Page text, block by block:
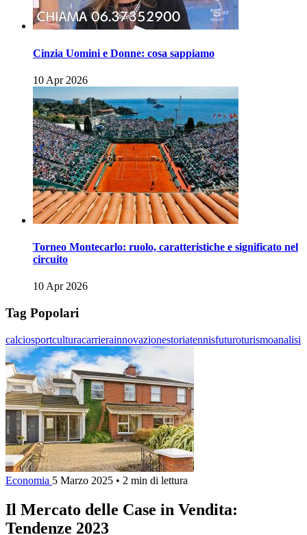
Cinzia Uomini e Donne: cosa sappiamo
10 Apr 2026
Torneo Montecarlo: ruolo, caratteristiche e significato nel
circuito
10 Apr 2026
Tag Popolari
calciosportculturacarrierainnovazionestoriatennisfuturoturismoanalisi
Economia 5 Marzo 2025 • 2 min di lettura
Il Mercato delle Case in Vendita:
Tendenze 2023